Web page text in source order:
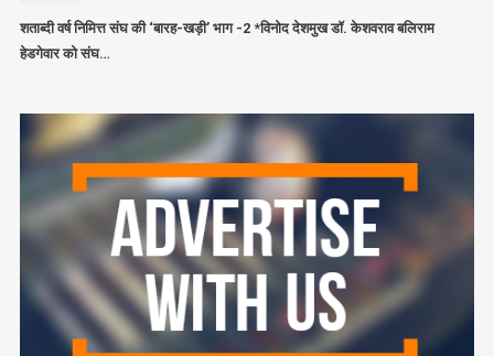
शताब्दी वर्ष निमित्त संघ की ‘बारह-खड़ी’ भाग -2 *विनोद देशमुख डॉ. केशवराव बलिराम
हेडगेवार को संघ…